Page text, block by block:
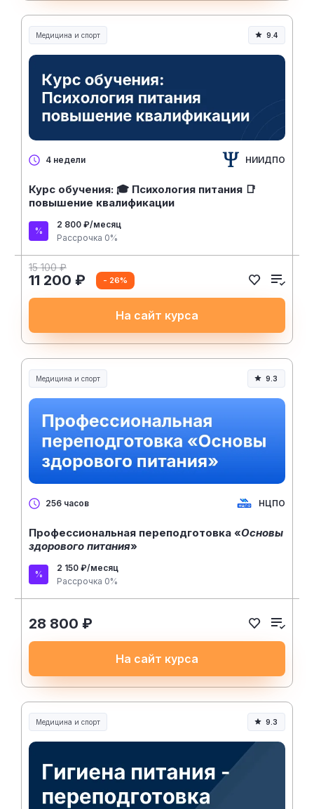
Медицина и спорт
Медицина, спорт и здоровье
9.4
4 недели НИИДПО
Курс обучения: 🎓 Психология питания 📑
повышение квалификации
2 800 ₽/месяц
Рассрочка 0%
15 100 ₽
11 200 ₽ - 26%
На сайт курса
Медицина и спорт
Медицина, спорт и здоровье
9.3
256 часов НЦПО
Профессиональная переподготовка «Основы
здорового питания»
2 150 ₽/месяц
Рассрочка 0%
28 800 ₽
На сайт курса
Медицина и спорт
Медицина, спорт и здоровье
9.3